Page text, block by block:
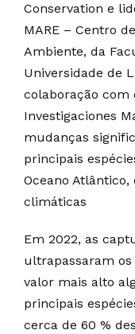
Conservation e
MARE – Centro
Ambiente, da
Universidade de
colaboração com
Investigaciones
mudanças
principais
Oceano
climáticas
Em 2022, as
ultrapassaram os
valor mais alto
principais
cerca de 60 %